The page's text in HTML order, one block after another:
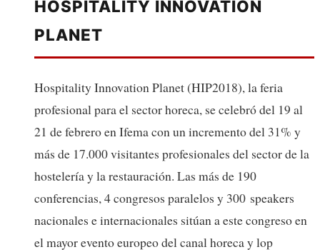
HOSPITALITY INNOVATION
PLANET
Hospitality Innovation Planet (HIP2018), la feria
profesional para el sector horeca, se celebró del 19 al
21 de febrero en Ifema con un incremento del 31% y
más de 17.000 visitantes profesionales del sector de la
hostelería y la restauración. Las más de 190
conferencias, 4 congresos paralelos y 300 speakers
nacionales e internacionales sitúan a este congreso en
el mayor evento europeo del canal horeca y lop